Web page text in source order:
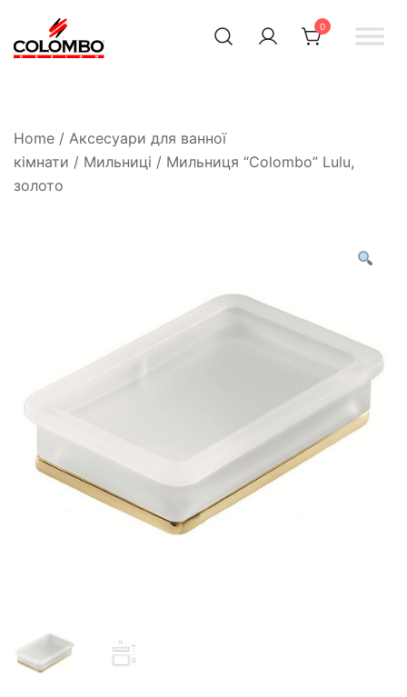
0
Home / Аксесуари для ванної
кімнати / Мильниці / Мильниця “Colombo” Lulu,
золото